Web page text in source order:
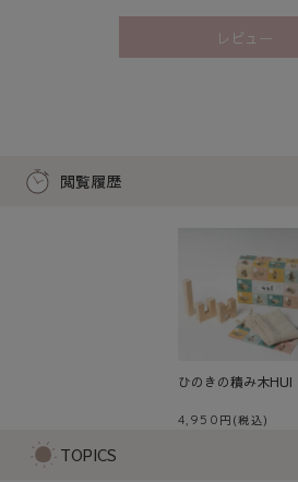
レビュー
閲覧履歴
ひのきの積み木HUI
4,950
TOPICS